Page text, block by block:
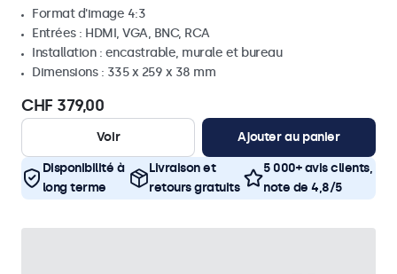
Format d'image 4:3
Entrées : HDMI, VGA, BNC, RCA
Installation : encastrable, murale et bureau
Dimensions : 335 x 259 x 38 mm
CHF 379,00
Voir Ajouter au panier
Disponibilité à
long terme
Livraison et
retours gratuits
5 000+ avis clients,
note de 4,8/5